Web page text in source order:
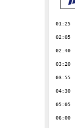
01:25
02:05
02:40
03:20
03:55
04:30
05:05
06:00